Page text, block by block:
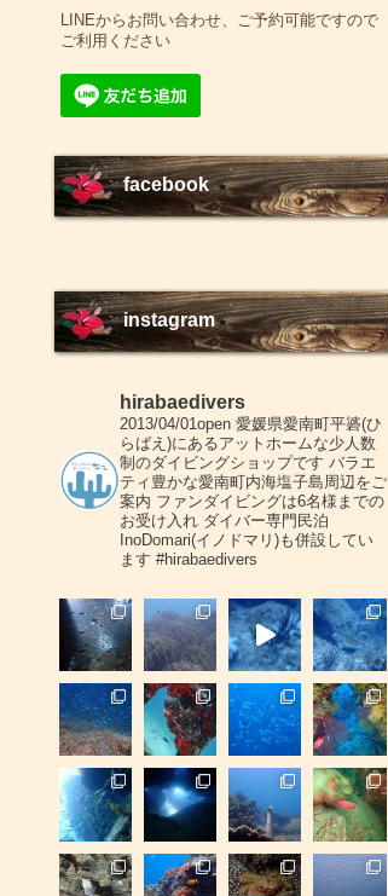
LINEからお問い合わせ、ご予約可能ですので
ご利用ください
facebook
instagram
hirabaedivers
2013/04/01open愛媛県愛南町平碆(ひ
らばえ)にあるアットホームな少人数
制のダイビングショップです バラエ
ティ豊かな愛南町内海塩子島周辺をご
案内 ファンダイビングは6名様までの
お受け入れダイバー専門民泊
InoDomari(イノドマリ)も併設してい
ます #hirabaedivers